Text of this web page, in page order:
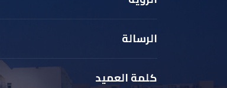
الرسالة
كلمة العميد